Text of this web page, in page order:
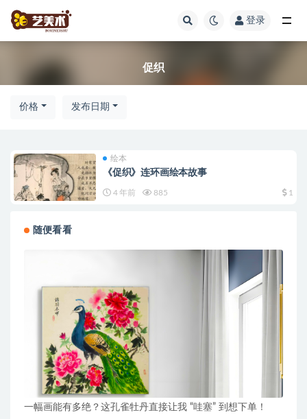
登录
促织
价格 发布日期
绘本
《促织》连环画绘本故事
4 年前 885 1
随便看看
一幅画能有多绝？这孔雀牡丹直接让我 “哇塞” 到想下单！